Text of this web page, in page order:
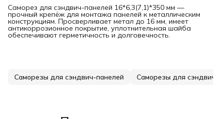
Саморез для сэндвич-панелей 16*6,3(7,1)*350 мм —
прочный крепёж для монтажа панелей к металлическим
конструкциям. Просверливает метал до 16 мм, имеет
антикоррозионное покрытие, уплотнительная шайба
обеспечивают герметичность и долговечность.
Саморезы для сэндвич-панелей